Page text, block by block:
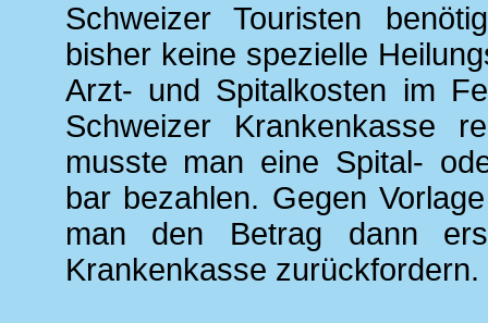
Schweizer Touristen
bisher keine spezielle
Arzt- und Spitalkosten im
Schweizer Krankenkasse
musste man eine Spital-
bar bezahlen. Gegen
man den Betrag dann
Krankenkasse zurückfordern.